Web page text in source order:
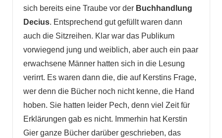
sich bereits eine Traube vor der Buchhandlung
Decius. Entsprechend gut gefüllt waren dann
auch die Sitzreihen. Klar war das Publikum
vorwiegend jung und weiblich, aber auch ein paar
erwachsene Männer hatten sich in die Lesung
verirrt. Es waren dann die, die auf Kerstins Frage,
wer denn die Bücher noch nicht kenne, die Hand
hoben. Sie hatten leider Pech, denn viel Zeit für
Erklärungen gab es nicht. Immerhin hat Kerstin
Gier ganze Bücher darüber geschrieben, das